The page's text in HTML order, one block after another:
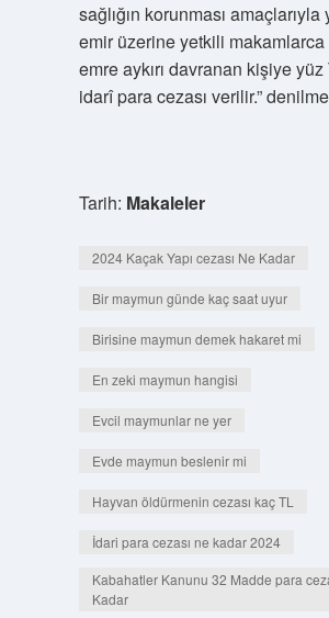
sağlığın korunması amaçlarıyla
emir üzerine yetkili
emre aykırı davranan kişiye yüz
idarî para cezası verilir.”
Tarih: Makaleler
2024 Kaçak Yapı cezası Ne Kadar
Bir maymun günde kaç saat uyur
Birisine maymun demek hakaret mi
En zeki maymun hangisi
Evcil maymunlar ne yer
Evde maymun beslenir mi
Hayvan öldürmenin cezası kaç TL
İdari para cezası ne kadar 2024
Kabahatler Kanunu 32 Madde para
Kadar